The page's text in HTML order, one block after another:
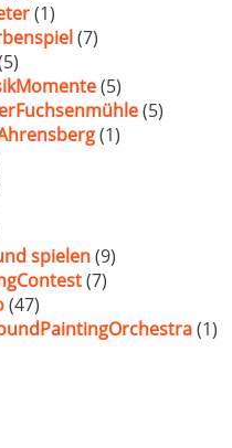
(1)
(7)
(5)
(5)
(1)
spielen(9)
(7)
(47)
(1)